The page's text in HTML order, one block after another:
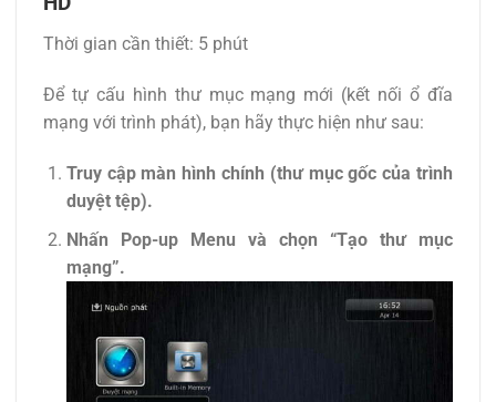
Thời gian cần thiết: 5 phút
Để tự cấu hình thư mục mạng mới (kết nối ổ đĩa
mạng với trình phát), bạn hãy thực hiện như sau:
Truy cập màn hình chính (thư mục gốc của trình
duyệt tệp).
Nhấn Pop-up Menu và chọn “Tạo thư mục
mạng”.